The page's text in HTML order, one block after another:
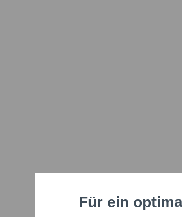
Funktionale
Für ein